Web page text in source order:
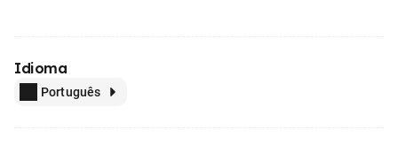
Idioma
Português